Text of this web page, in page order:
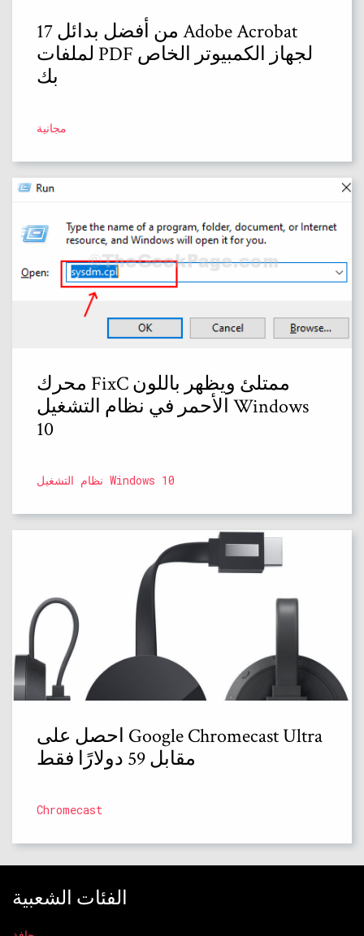
17 من أفضل بدائل Adobe Acrobat
لملفات PDF لجهاز الكمبيوتر الخاص
بك
مجانية
محرك FixC ممتلئ ويظهر باللون
الأحمر في نظام التشغيل Windows
10
نظام التشغيل Windows 10
احصل على Google Chromecast Ultra
مقابل 59 دولارًا فقط
Chromecast
الفئات الشعبية